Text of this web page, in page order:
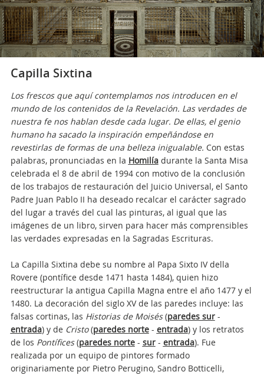
Capilla Sixtina
Los frescos que aquí contemplamos nos introducen en el
mundo de los contenidos de la Revelación. Las verdades de
nuestra fe nos hablan desde cada lugar. De ellas, el genio
humano ha sacado la inspiración empeñándose en
revestirlas de formas de una belleza inigualable. Con estas
palabras, pronunciadas en la Homilíadurante la Santa Misa
celebrada el 8 de abril de 1994 con motivo de la conclusión
de los trabajos de restauración del Juicio Universal, el Santo
Padre Juan Pablo II ha deseado recalcar el carácter sagrado
del lugar a través del cual las pinturas, al igual que las
imágenes de un libro, sirven para hacer más comprensibles
las verdades expresadas en la Sagradas Escrituras.
La Capilla Sixtina debe su nombre al Papa Sixto IV della
Rovere (pontífice desde 1471 hasta 1484), quien hizo
reestructurar la antigua Capilla Magna entre el año 1477 y el
1480. La decoración del siglo XV de las paredes incluye: las
falsas cortinas, las Historias de Moisés(paredes sur-
entrada) y de Cristo(paredes norte- entrada) y los retratos
de los Pontífices(paredes norte- sur- entrada). Fue
realizada por un equipo de pintores formado
originariamente por Pietro Perugino, Sandro Botticelli,